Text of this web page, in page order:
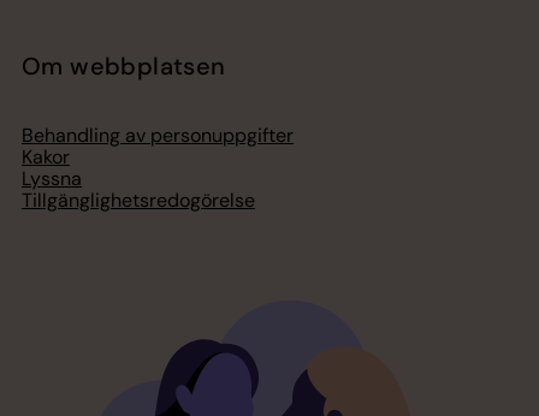
Om webbplatsen
Behandling av personuppgifter
Kakor
Lyssna
Tillgänglighetsredogörelse